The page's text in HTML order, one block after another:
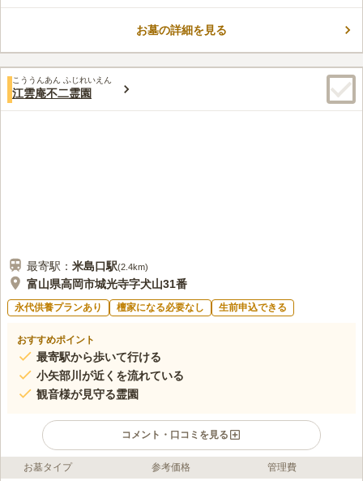
彩なニーズに応えるために、自由設計のできる区画があるのも嬉
口コミ評価
みんなの評価
40代女性
川沿いにポツンとある感じ（道路からはすぐですが）なので、お
お墓の詳細を見る
こううんあん ふじれいえん
江雲庵不二霊園
最寄駅： 米島口駅(2.4km)
富山県高岡市城光寺字犬山31番
永代供養プランあり 檀家になる必要なし 生前申込できる
おすすめポイント
最寄駅から歩いて行ける
小矢部川が近くを流れている
観音様が見守る霊園
コメント・口コミを見る
ライフドット編集部のコメント
お墓タイプ 参考価格 管理費